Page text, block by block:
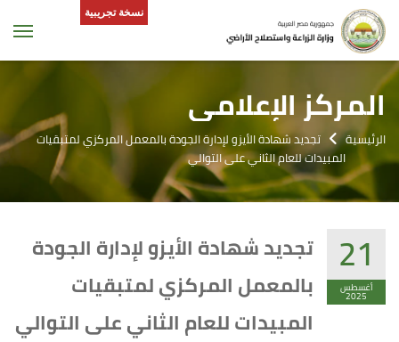
نسخة تجريبية
المركز الإعلامى
الرئيسية
تجديد شهادة الأيزو لإدارة الجودة بالمعمل المركزي لمتبقيات
المبيدات للعام الثاني على التوالي
21
أغسطس
2025
تجديد شهادة الأيزو لإدارة الجودة
بالمعمل المركزي لمتبقيات
المبيدات للعام الثاني على التوالي